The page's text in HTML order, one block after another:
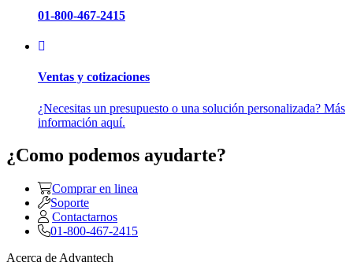
01-800-467-2415
Ventas y cotizaciones
¿Necesitas un presupuesto o una solución personalizada? Más
información aquí.
¿Como podemos ayudarte?
Comprar en linea
Soporte
Contactarnos
01-800-467-2415
Acerca de Advantech